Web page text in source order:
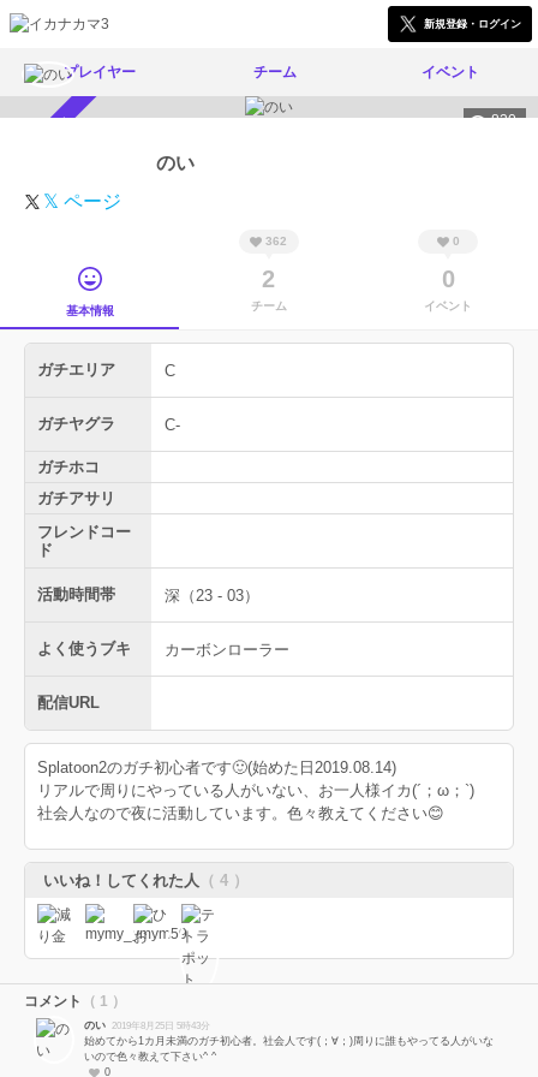
新規登録・ログイン
プレイヤー チーム イベント
820
のい
𝕏 ページ
基本情報
362
2
チーム
0
0
イベント
ガチエリア C
ガチヤグラ C-
ガチホコ
ガチアサリ
フレンドコー
ド
活動時間帯 深（23 - 03）
よく使うブキ カーボンローラー
配信URL
Splatoon2のガチ初心者です🙂(始めた日2019.08.14)
リアルで周りにやっている人がいない、お一人様イカ(´；ω；`)
社会人なので夜に活動しています。色々教えてください😊
いいね！してくれた人 （ 4 ）
コメント （ 1 ）
のい 2019年8月25日 5時43分
始めてから1カ月未満のガチ初心者。社会人です(；∀；)周りに誰もやってる人がいな
いので色々教えて下さい^ ^
0